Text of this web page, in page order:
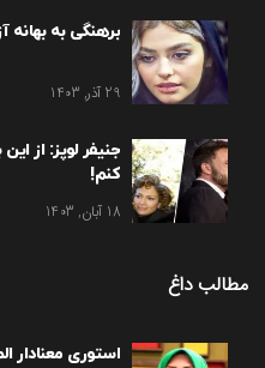
برهنگی به بهانه
29 آذر, 1403
جنیفر لوپز: از
کنم!
18 آبان, 1403
مطالب داغ
استوری معنادار